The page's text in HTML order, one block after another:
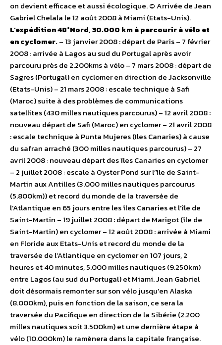
on devient efficace et aussi écologique. © Arrivée de Jean
Gabriel Chelala le 12 août 2008 à Miami (Etats-Unis).
L’expédition 48°Nord, 30.000 km à parcourir à vélo et
en cyclomer.– 13 janvier 2008 : départ de Paris – 7 février
2008 : arrivée à Lagos au sud du Portugal après avoir
parcouru près de 2.200kms à vélo – 7 mars 2008 : départ de
Sagres (Portugal) en cyclomer en direction de Jacksonville
(Etats-Unis) – 21 mars 2008 : escale technique à Safi
(Maroc) suite à des problèmes de communications
satellites (430 milles nautiques parcourus) – 12 avril 2008 :
nouveau départ de Safi (Maroc) en cyclomer – 21 avril 2008
: escale technique à Punta Mujeres (Iles Canaries) à cause
du safran arraché (300 milles nautiques parcourus) – 27
avril 2008 : nouveau départ des îles Canaries en cyclomer
– 2 juillet 2008 : escale à Oyster Pond sur l’ïle de Saint-
Martin aux Antilles (3.000 milles nautiques parcourus
(5.800km)) et record du monde de la traversée de
l’Atlantique en 65 jours entre les îles Canaries et l’île de
Saint-Martin – 19 juillet 2008 : départ de Marigot (île de
Saint-Martin) en cyclomer – 12 août 2008 : arrivée à Miami
en Floride aux Etats-Unis et record du monde de la
traversée de l’Atlantique en cyclomer en 107 jours, 2
heures et 40 minutes, 5.000 milles nautiques (9.250km)
entre Lagos (au sud du Portugal) et Miami. Jean Gabriel
doit désormais remonter sur son vélo jusqu’en Alaska
(8.000km), puis en fonction de la saison, ce sera la
traversée du Pacifique en direction de la Sibérie (2.200
milles nautiques soit 3.500km) et une dernière étape à
vélo (10.000km) le ramènera dans la capitale française.